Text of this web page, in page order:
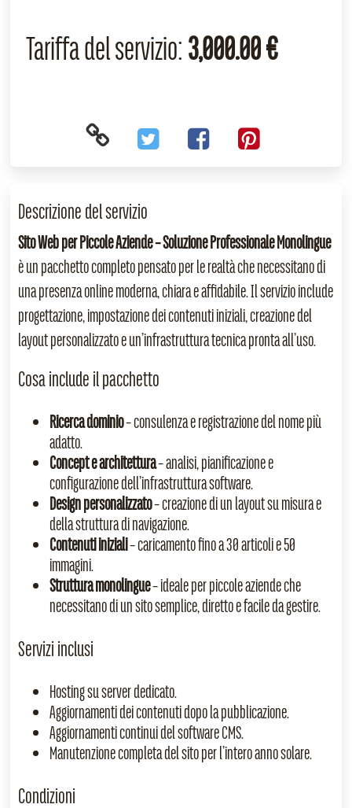
Tariffa del servizio: 3,000.00 €
Descrizione del servizio
Sito Web per Piccole Aziende – Soluzione Professionale Monolingue
è un pacchetto completo pensato per le realtà che necessitano di
una presenza online moderna, chiara e affidabile. Il servizio include
progettazione, impostazione dei contenuti iniziali, creazione del
layout personalizzato e un’infrastruttura tecnica pronta all’uso.
Cosa include il pacchetto
Ricerca dominio– consulenza e registrazione del nome più
adatto.
Concept e architettura– analisi, pianificazione e
configurazione dell’infrastruttura software.
Design personalizzato– creazione di un layout su misura e
della struttura di navigazione.
Contenuti iniziali– caricamento fino a 30 articoli e 50
immagini.
Struttura monolingue– ideale per piccole aziende che
necessitano di un sito semplice, diretto e facile da gestire.
Servizi inclusi
Hosting su server dedicato.
Aggiornamenti dei contenuti dopo la pubblicazione.
Aggiornamenti continui del software CMS.
Manutenzione completa del sito per l’intero anno solare.
Condizioni